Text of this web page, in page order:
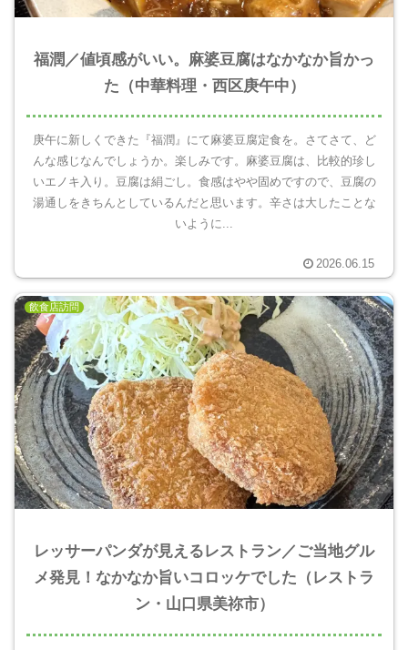
福潤／値頃感がいい。麻婆豆腐はなかなか旨かっ
た（中華料理・西区庚午中）
庚午に新しくできた『福潤』にて麻婆豆腐定食を。さてさて、ど
んな感じなんでしょうか。楽しみです。麻婆豆腐は、比較的珍し
いエノキ入り。豆腐は絹ごし。食感はやや固めですので、豆腐の
湯通しをきちんとしているんだと思います。辛さは大したことな
いように...
2026.06.15
飲食店訪問
レッサーパンダが見えるレストラン／ご当地グル
メ発見！なかなか旨いコロッケでした（レストラ
ン・山口県美祢市）